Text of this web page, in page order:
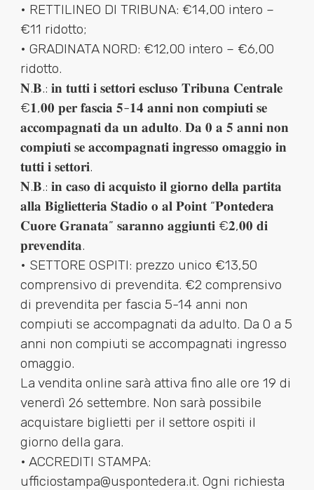
• RETTILINEO DI TRIBUNA: €14,00 intero –
€11 ridotto;
• GRADINATA NORD: €12,00 intero – €6,00
ridotto.
𝐍.𝐁.: 𝐢𝐧 𝐭𝐮𝐭𝐭𝐢 𝐢 𝐬𝐞𝐭𝐭𝐨𝐫𝐢 𝐞𝐬𝐜𝐥𝐮𝐬𝐨 𝐓𝐫𝐢𝐛𝐮𝐧𝐚 𝐂𝐞𝐧𝐭𝐫𝐚𝐥𝐞
€𝟏,𝟎𝟎 𝐩𝐞𝐫 𝐟𝐚𝐬𝐜𝐢𝐚 𝟓-𝟏𝟒 𝐚𝐧𝐧𝐢 𝐧𝐨𝐧 𝐜𝐨𝐦𝐩𝐢𝐮𝐭𝐢 𝐬𝐞
𝐚𝐜𝐜𝐨𝐦𝐩𝐚𝐠𝐧𝐚𝐭𝐢 𝐝𝐚 𝐮𝐧 𝐚𝐝𝐮𝐥𝐭𝐨. 𝐃𝐚 𝟎 𝐚 𝟓 𝐚𝐧𝐧𝐢 𝐧𝐨𝐧
𝐜𝐨𝐦𝐩𝐢𝐮𝐭𝐢 𝐬𝐞 𝐚𝐜𝐜𝐨𝐦𝐩𝐚𝐠𝐧𝐚𝐭𝐢 𝐢𝐧𝐠𝐫𝐞𝐬𝐬𝐨 𝐨𝐦𝐚𝐠𝐠𝐢𝐨 𝐢𝐧
𝐭𝐮𝐭𝐭𝐢 𝐢 𝐬𝐞𝐭𝐭𝐨𝐫𝐢.
𝐍.𝐁.: 𝐢𝐧 𝐜𝐚𝐬𝐨 𝐝𝐢 𝐚𝐜𝐪𝐮𝐢𝐬𝐭𝐨 𝐢𝐥 𝐠𝐢𝐨𝐫𝐧𝐨 𝐝𝐞𝐥𝐥𝐚 𝐩𝐚𝐫𝐭𝐢𝐭𝐚
𝐚𝐥𝐥𝐚 𝐁𝐢𝐠𝐥𝐢𝐞𝐭𝐭𝐞𝐫𝐢𝐚 𝐒𝐭𝐚𝐝𝐢𝐨 𝐨 𝐚𝐥 𝐏𝐨𝐢𝐧𝐭 “𝐏𝐨𝐧𝐭𝐞𝐝𝐞𝐫𝐚
𝐂𝐮𝐨𝐫𝐞 𝐆𝐫𝐚𝐧𝐚𝐭𝐚” 𝐬𝐚𝐫𝐚𝐧𝐧𝐨 𝐚𝐠𝐠𝐢𝐮𝐧𝐭𝐢 €𝟐,𝟎𝟎 𝐝𝐢
𝐩𝐫𝐞𝐯𝐞𝐧𝐝𝐢𝐭𝐚.
• SETTORE OSPITI: prezzo unico €13,50
comprensivo di prevendita. €2 comprensivo
di prevendita per fascia 5-14 anni non
compiuti se accompagnati da adulto. Da 0 a 5
anni non compiuti se accompagnati ingresso
omaggio.
La vendita online sarà attiva fino alle ore 19 di
venerdì 26 settembre. Non sarà possibile
acquistare biglietti per il settore ospiti il
giorno della gara.
• ACCREDITI STAMPA:
ufficiostampa@uspontedera.it. Ogni richiesta